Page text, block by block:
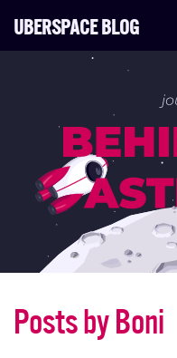
UBERSPACE BLOG
Posts by Boni